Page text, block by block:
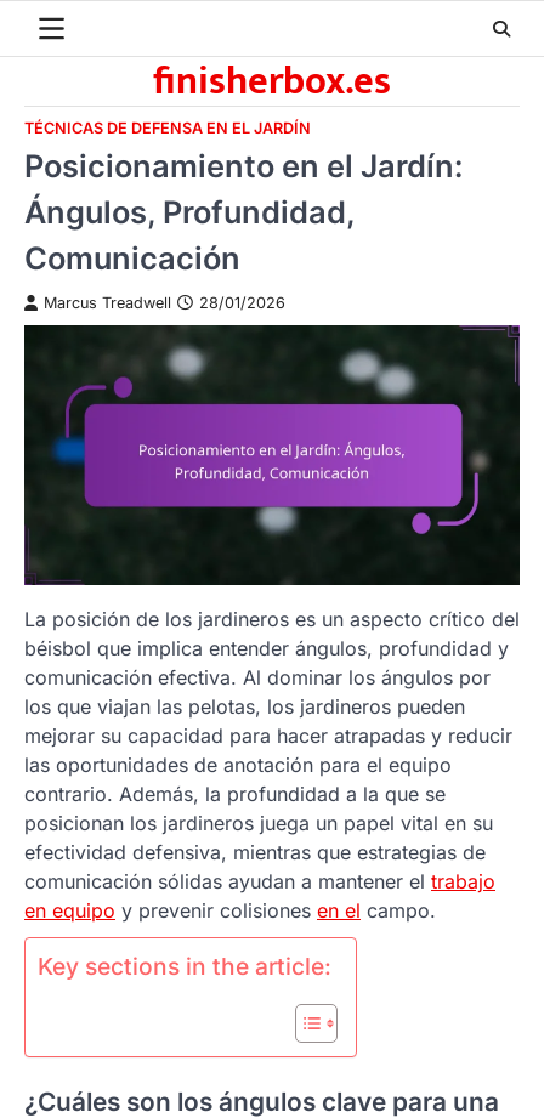
finisherbox.es
TÉCNICAS DE DEFENSA EN EL JARDÍN
Posicionamiento en el Jardín:
Ángulos, Profundidad,
Comunicación
Marcus Treadwell 28/01/2026
La posición de los jardineros es un aspecto crítico del
béisbol que implica entender ángulos, profundidad y
comunicación efectiva. Al dominar los ángulos por
los que viajan las pelotas, los jardineros pueden
mejorar su capacidad para hacer atrapadas y reducir
las oportunidades de anotación para el equipo
contrario. Además, la profundidad a la que se
posicionan los jardineros juega un papel vital en su
efectividad defensiva, mientras que estrategias de
comunicación sólidas ayudan a mantener el trabajo
en equipo y prevenir colisiones en el campo.
Key sections in the article:
¿Cuáles son los ángulos clave para una